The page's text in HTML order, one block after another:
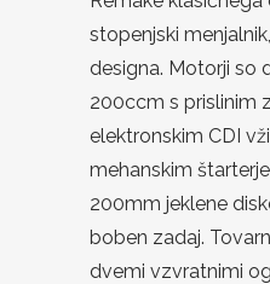
stopenjski
designa. Motorji so
200ccm s prislinim
elektronskim CDI
mehanskim
200mm jeklene
boben zadaj.
dvemi vzvratnimi